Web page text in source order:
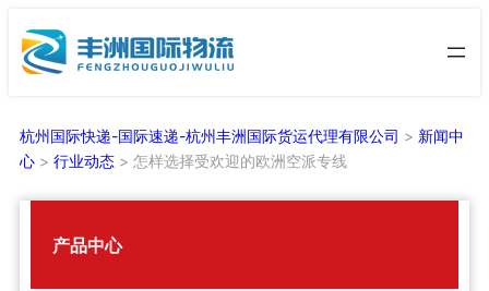
至
杭州国际快递-国际速递-杭州丰洲国际货运代理有限公司 > 新闻中
心 > 行业动态 > 怎样选择受欢迎的欧洲空派专线
产品中心